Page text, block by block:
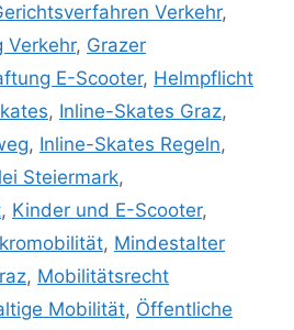
Verkehr,
Verkehr, Grazer
E-Scooter, Helmpflicht
, Inline-Skates Graz,
, Inline-Skates Regeln,
Steiermark,
, Kinder und E-Scooter,
, Mindestalter
, Mobilitätsrecht
Mobilität, Öffentliche